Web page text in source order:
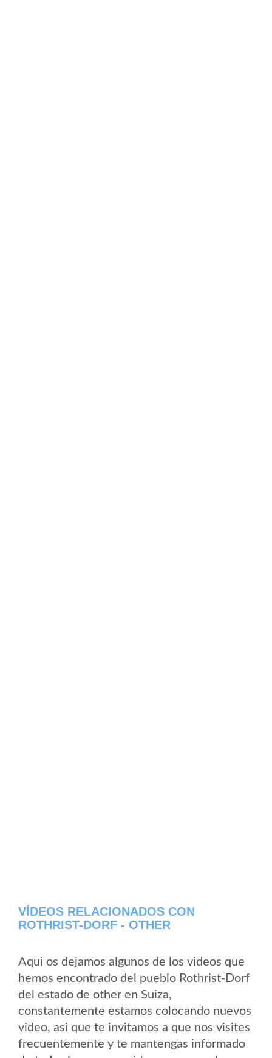
VÍDEOS RELACIONADOS CON
ROTHRIST-DORF - OTHER
Aqui os dejamos algunos de los videos que
hemos encontrado del pueblo Rothrist-Dorf
del estado de other en Suiza,
constantemente estamos colocando nuevos
video, asi que te invitamos a que nos visites
frecuentemente y te mantengas informado